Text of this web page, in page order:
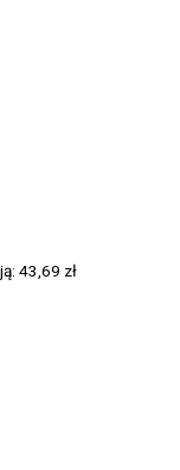
43,69 zł